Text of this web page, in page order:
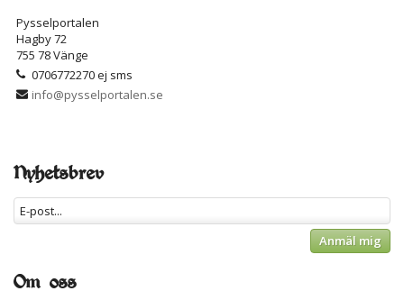
Pysselportalen
Hagby 72
755 78 Vänge
0706772270 ej sms
info@pysselportalen.se
Nyhetsbrev
Anmäl mig
Om oss